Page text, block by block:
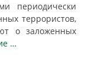
периодически
террористов,
о заложенных
…